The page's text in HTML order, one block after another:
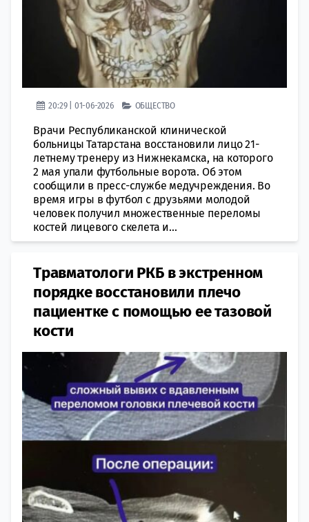
20:29 | 01-06-2026 ОБЩЕСТВО
Врачи Республиканской клинической
больницы Татарстана восстановили лицо 21-
летнему тренеру из Нижнекамска, на которого
2 мая упали футбольные ворота. Об этом
сообщили в пресс-службе медучреждения. Во
время игры в футбол с друзьями молодой
человек получил множественные переломы
костей лицевого скелета и...
Травматологи РКБ в экстренном
порядке восстановили плечо
пациентке с помощью ее тазовой
кости